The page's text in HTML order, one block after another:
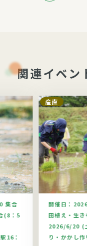
関連イベン
集合
(8：5
16：
産直
開催日：
田植え・生
2026/6/20 (
り・かかし作